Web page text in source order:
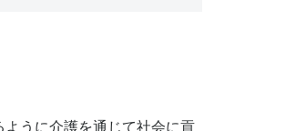
うに介護を通じて社会に貢